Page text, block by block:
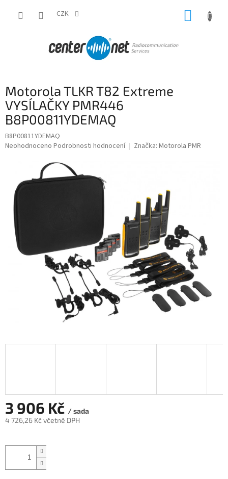
CZK
Motorola TLKR T82 Extreme
VYSÍLAČKY PMR446
B8P00811YDEMAQ
B8P00811YDEMAQ
Průměrné
hvězdiček.
Neohodnoceno Podrobnosti hodnocení Značka: Motorola PMR
3 906 Kč / sada
4 726,26 Kč včetně DPH
cena: